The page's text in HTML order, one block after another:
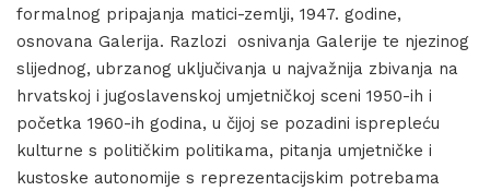
formalnog pripajanja matici-zemlji, 1947. godine,
osnovana Galerija. Razlozi osnivanja Galerije te njezinog
slijednog, ubrzanog uključivanja u najvažnija zbivanja na
hrvatskoj i jugoslavenskoj umjetničkoj sceni 1950-ih i
početka 1960-ih godina, u čijoj se pozadini isprepleću
kulturne s političkim politikama, pitanja umjetničke i
kustoske autonomije s reprezentacijskim potrebama